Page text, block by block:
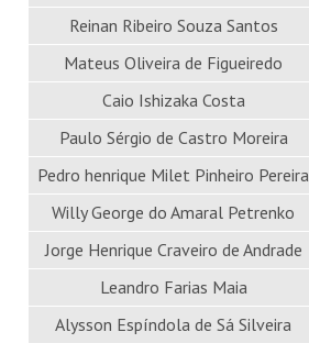
Reinan Ribeiro Souza Santos
Mateus Oliveira de Figueiredo
Caio Ishizaka Costa
Paulo Sérgio de Castro Moreira
Pedro henrique Milet Pinheiro Pereira
Willy George do Amaral Petrenko
Jorge Henrique Craveiro de Andrade
Leandro Farias Maia
Alysson Espíndola de Sá Silveira